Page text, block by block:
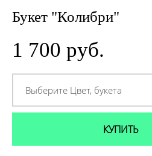
Букет "Колибри"
1 700 pуб.
Выберите Цвет, букета
КУПИТЬ